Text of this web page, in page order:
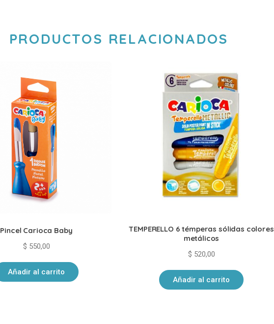
PRODUCTOS RELACIONADOS
Pincel Carioca Baby
$ 550,00
Añadir al carrito
TEMPERELLO 6 témperas sólidas colores
metálicos
$ 520,00
Añadir al carrito